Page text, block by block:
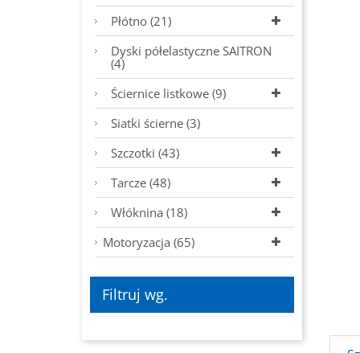
Płótno (21)
Dyski półelastyczne SAITRON
(4)
Ściernice listkowe (9)
Siatki ścierne (3)
Szczotki (43)
Tarcze (48)
Włóknina (18)
Motoryzacja (65)
Filtruj wg.